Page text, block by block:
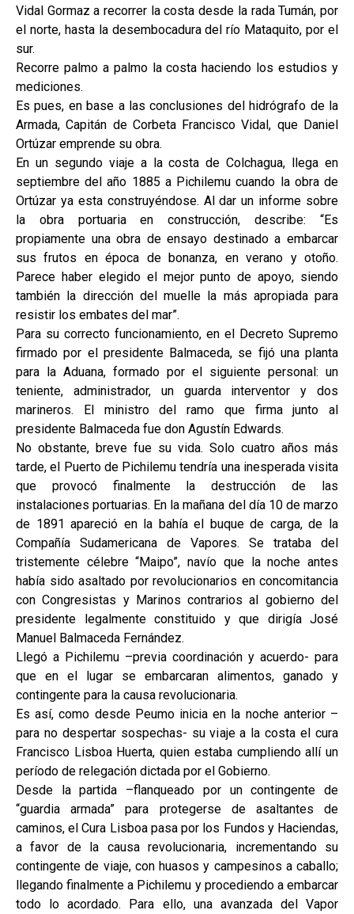
Vidal Gormaz a recorrer la costa desde la rada Tumán, por
el norte, hasta la desembocadura del río Mataquito, por el
sur.
Recorre palmo a palmo la costa haciendo los estudios y
mediciones.
Es pues, en base a las conclusiones del hidrógrafo de la
Armada, Capitán de Corbeta Francisco Vidal, que Daniel
Ortúzar emprende su obra.
En un segundo viaje a la costa de Colchagua, llega en
septiembre del año 1885 a Pichilemu cuando la obra de
Ortúzar ya esta construyéndose. Al dar un informe sobre
la obra portuaria en construcción, describe: “Es
propiamente una obra de ensayo destinado a embarcar
sus frutos en época de bonanza, en verano y otoño.
Parece haber elegido el mejor punto de apoyo, siendo
también la dirección del muelle la más apropiada para
resistir los embates del mar”.
Para su correcto funcionamiento, en el Decreto Supremo
firmado por el presidente Balmaceda, se fijó una planta
para la Aduana, formado por el siguiente personal: un
teniente, administrador, un guarda interventor y dos
marineros. El ministro del ramo que firma junto al
presidente Balmaceda fue don Agustín Edwards.
No obstante, breve fue su vida. Solo cuatro años más
tarde, el Puerto de Pichilemu tendría una inesperada visita
que provocó finalmente la destrucción de las
instalaciones portuarias. En la mañana del día 10 de marzo
de 1891 apareció en la bahía el buque de carga, de la
Compañía Sudamericana de Vapores. Se trataba del
tristemente célebre “Maipo”, navío que la noche antes
había sido asaltado por revolucionarios en concomitancia
con Congresistas y Marinos contrarios al gobierno del
presidente legalmente constituido y que dirigía José
Manuel Balmaceda Fernández.
Llegó a Pichilemu –previa coordinación y acuerdo- para
que en el lugar se embarcaran alimentos, ganado y
contingente para la causa revolucionaria.
Es así, como desde Peumo inicia en la noche anterior –
para no despertar sospechas- su viaje a la costa el cura
Francisco Lisboa Huerta, quien estaba cumpliendo allí un
período de relegación dictada por el Gobierno.
Desde la partida –flanqueado por un contingente de
“guardia armada” para protegerse de asaltantes de
caminos, el Cura Lisboa pasa por los Fundos y Haciendas,
a favor de la causa revolucionaria, incrementando su
contingente de viaje, con huasos y campesinos a caballo;
llegando finalmente a Pichilemu y procediendo a embarcar
todo lo acordado. Para ello, una avanzada del Vapor